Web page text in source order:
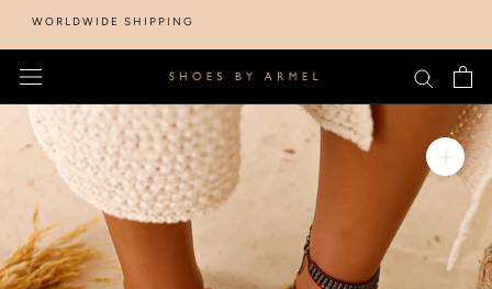
SHIPPING